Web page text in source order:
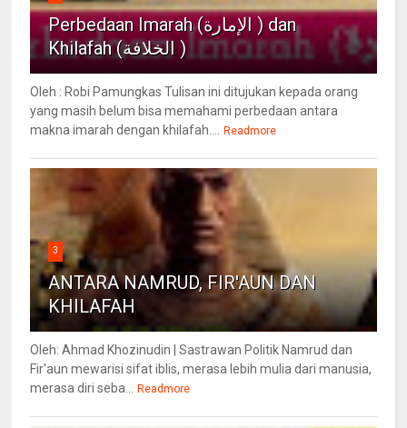
Perbedaan Imarah (الإمارة ) dan
Khilafah (الخلافة )
Oleh : Robi Pamungkas Tulisan ini ditujukan kepada orang
yang masih belum bisa memahami perbedaan antara
makna imarah dengan khilafah....
Readmore
3
ANTARA NAMRUD, FIR'AUN DAN
KHILAFAH
Oleh: Ahmad Khozinudin | Sastrawan Politik Namrud dan
Fir'aun mewarisi sifat iblis, merasa lebih mulia dari manusia,
merasa diri seba...
Readmore